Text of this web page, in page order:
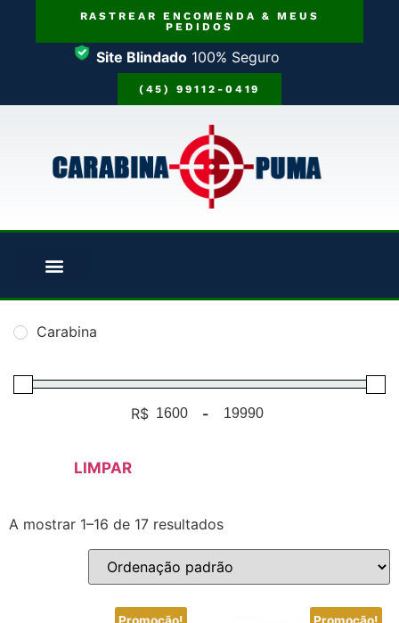
RASTREAR ENCOMENDA & MEUS
PEDIDOS
Site Blindado100% Seguro
(45) 99112-0419
Carabina
R$ Minimum Price
-
Maximum Price
LIMPAR
A mostrar 1–16 de 17 resultados